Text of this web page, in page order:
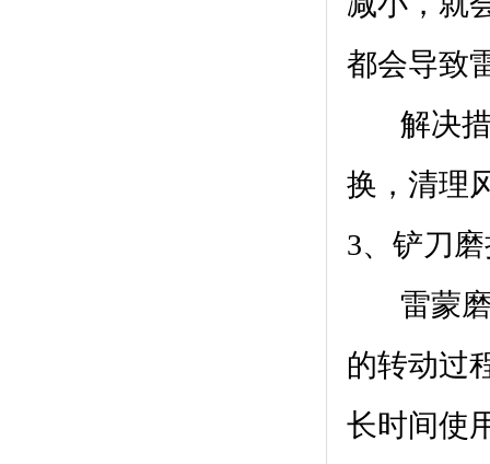
都会导致
解决措
换，清理
3、铲刀
雷蒙磨
的转动过
长时间使